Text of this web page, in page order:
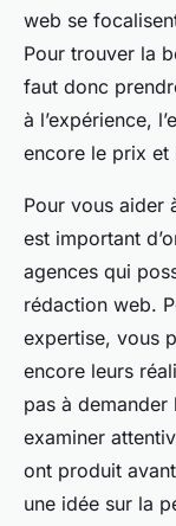
web se
Pour trouver la
faut donc
à l’expérience,
encore le prix et
Pour vous aider
est important
agences qui
rédaction web.
expertise, vous
encore leurs
pas à
examiner
ont produit
une idée sur la